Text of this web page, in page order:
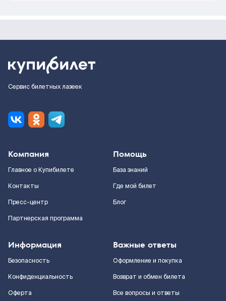
Сервис билетных лазеек
Компания
Главное о Купибилете
Контакты
Пресс-центр
Партнерская программа
Помощь
База знаний
Где мой билет
Блог
Информация
Безопасность
Конфиденциальность
Оферта
Важные ответы
Оформление и покупка
Возврат и обмен билета
Все вопросы и ответы